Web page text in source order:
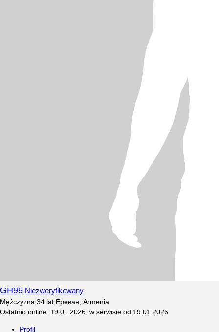
GH99 Niezweryfikowany
Mężczyzna 34 lat Ереван, Armenia
Ostatnio online: 19.01.2026 w serwisie od:19.01.2026
Profil